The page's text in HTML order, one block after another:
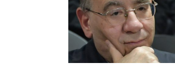
الأب رفيق جريش
الدعوات – الأب رفيق